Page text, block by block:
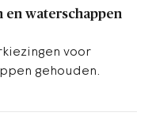
Ook zit er
die mooi
alternatief
Aan de lat
(helpen).
en waterschappen
voor
gehouden.